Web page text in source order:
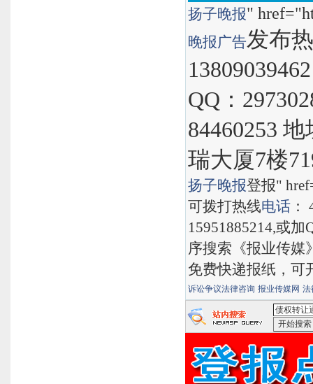
扬子晚报"
晚报广告发布
QQ：
84460253
瑞大厦7楼
扬子晚报登报"
可拨打热线电话
15951885214,或
序搜索《报业传媒
免费快递报纸，可
诉讼争议法律咨询 报业传媒网 法
搜索